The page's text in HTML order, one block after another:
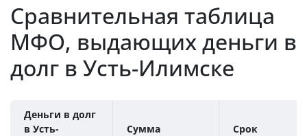
Сравнительная таблица
МФО, выдающих деньги в
долг в Усть-Илимске
Деньги в долг
в Усть-
Сумма Срок